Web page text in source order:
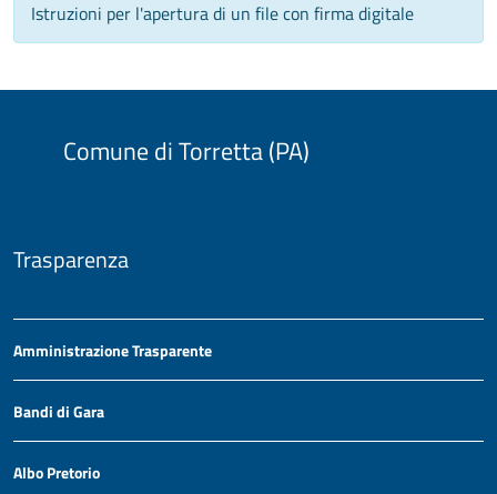
Istruzioni per l'apertura di un file con firma digitale
Comune di Torretta (PA)
Trasparenza
Amministrazione Trasparente
Bandi di Gara
Albo Pretorio